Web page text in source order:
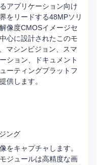
アプリケーション向け
をリードする48MPソリ
像度CMOSイメージセ
心に設計されたこのモ
マシンビジョン、スマ
ション、ドキュメント
ーティングプラットフ
供します。
ング
をキャプチャします。
ジュールは高精度な画